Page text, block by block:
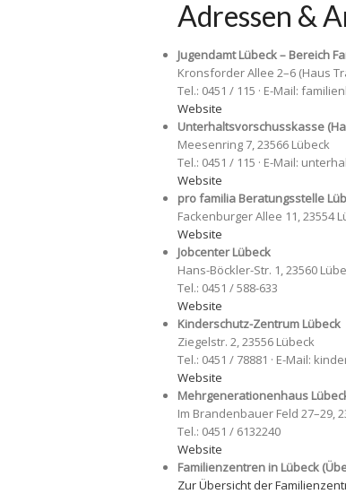
Adressen &
Jugendamt Lübeck – Bereich
Kronsforder Allee 2–6 (Haus
Tel.: 0451 / 115 · E-Mail:
Website
Unterhaltsvorschusskasse
Meesenring 7, 23566 Lübeck
Tel.: 0451 / 115 · E-Mail:
Website
pro familia Beratungsstelle
Fackenburger Allee 11, 23554
Website
Jobcenter Lübeck
Hans-Böckler-Str. 1, 23560
Tel.: 0451 / 588-633
Website
Kinderschutz-Zentrum Lübeck
Ziegelstr. 2, 23556 Lübeck
Tel.: 0451 / 78881 · E-Mail:
Website
Mehrgenerationenhaus
Im Brandenbauer Feld 27–29,
Tel.: 0451 / 6132240
Website
Familienzentren in Lübeck
Zur Übersicht der